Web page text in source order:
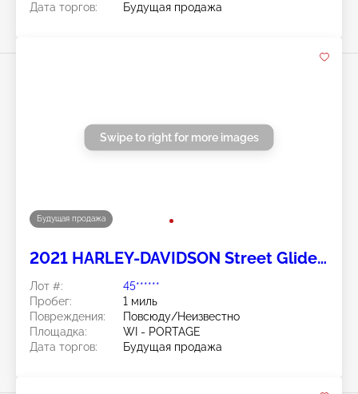
Дата торгов:
Будущая продажа
Будущая продажа
Swipe to right for more images
2021 HARLEY-DAVIDSON Street Glide
Лот #:
45******
Пробег:
1 миль
Повреждения:
Повсюду/Неизвестно
Площадка:
WI - PORTAGE
Дата торгов:
Будущая продажа